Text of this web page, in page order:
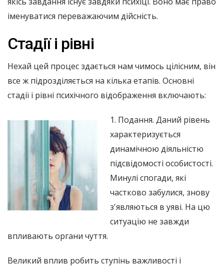
іменуватися переважаючим дійсність.
Стадії і рівні
Нехай цей процес здається нам чимось цілісним, він
все ж підрозділяється на кілька етапів. Основні
стадії і рівні психічного відображення включають:
1. Подання. Даний рівень
характеризується
динамічною діяльністю
підсвідомості особистості.
Минулі спогади, які
частково забулися, знову
з'являються в уяві. На цю
ситуацію не завжди
впливають органи чуття.
Великий вплив робить ступінь важливості і